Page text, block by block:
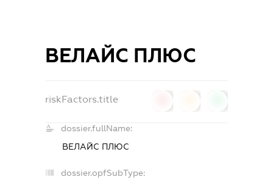
ВЕЛАЙС ПЛЮС
riskFactors.title
dossier.fullName:
ВЕЛАЙС ПЛЮС
dossier.opfSubType: